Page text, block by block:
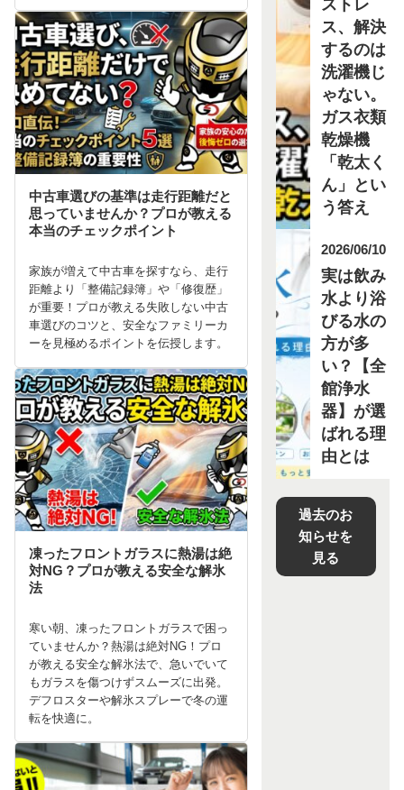
中古車選びの基準は走行距離だと
思っていませんか？プロが教える
本当のチェックポイント
家族が増えて中古車を探すなら、走行
距離より「整備記録簿」や「修復歴」
が重要！プロが教える失敗しない中古
車選びのコツと、安全なファミリーカ
ーを見極めるポイントを伝授します。
凍ったフロントガラスに熱湯は絶
対NG？プロが教える安全な解氷
法
寒い朝、凍ったフロントガラスで困っ
ていませんか？熱湯は絶対NG！プロ
が教える安全な解氷法で、急いでいて
もガラスを傷つけずスムーズに出発。
デフロスターや解氷スプレーで冬の運
転を快適に。
ストレ
ス、解決
するのは
洗濯機じ
ゃない。
ガス衣類
乾燥機
「乾太く
ん」とい
う答え
2026/06/10
実は飲み
水より浴
びる水の
方が多
い？【全
館浄水
器】が選
ばれる理
由とは
過去のお
知らせを
見る